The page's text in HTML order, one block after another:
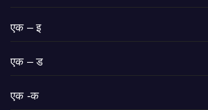
एक – इ
एक – ड
एक -क